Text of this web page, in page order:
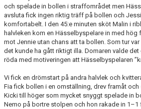
och spelade in bollen i straffområdet men
avsluta fick ingen riktig träff på bollen och
komfortabelt. I den 45:e minuten sköt Malin i
halvleken kom en Hässelbyspelare in med
mot Jennie utan chans att ta bollen. Som tur
det kunde ha gått riktigt illa. Domaren valde
röda med motiveringen att Hässelbyspelaren
Vi fick en drömstart på andra halvlek och
Fia fick bollen i en omställning, drev framåt och
Kicki till höger som mycket snyggt spelade in
Nemo på bortre stolpen och hon rakade in 1–1